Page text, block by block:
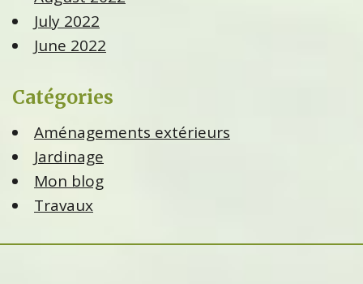
July 2022
June 2022
Catégories
Aménagements extérieurs
Jardinage
Mon blog
Travaux